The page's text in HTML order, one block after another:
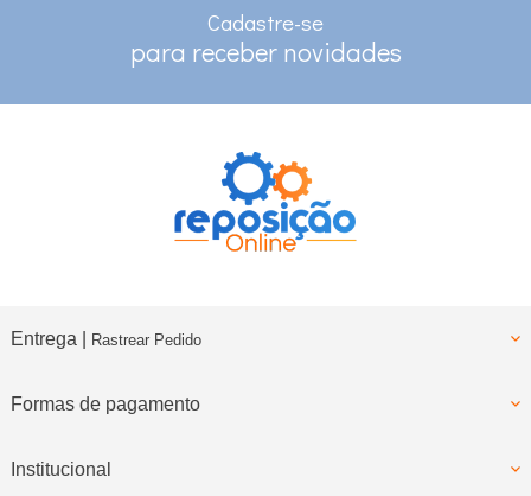
RASTREAMENTO
Cadastre-se
para receber novidades
Entrega | Rastrear Pedido
Formas de pagamento
Institucional